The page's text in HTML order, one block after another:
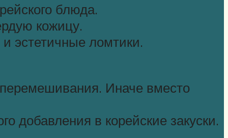
блюда.
кожицу.
эстетичные ломтики.
Иначе вместо
добавления в корейские закуски.